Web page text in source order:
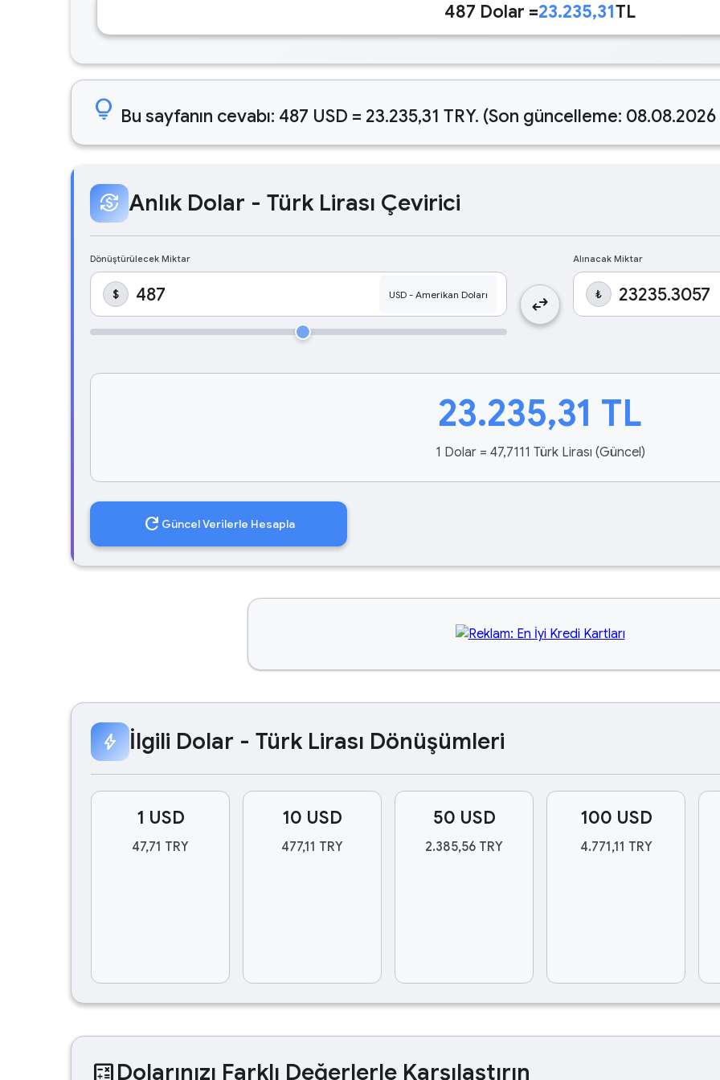
487 Dolar =23.235,31TL
lightbulb Bu sayfanın cevabı: 487 USD = 23.235,31 TRY. (Son güncelleme:
currency_exchange Anlık Dolar - Türk Lirası Çevirici
Dönüştürülecek Miktar
$ swap_horiz
Alınacak Miktar
₺
23.235,31 TL
1 Dolar = 47,7111 Türk Lirası (Güncel)
refresh Güncel Verilerle Hesapla
bolt İlgili Dolar - Türk Lirası Dönüşümleri
1 USD
47,71 TRY
10 USD
477,11 TRY
50 USD
2.385,56 TRY
100 USD
4.771,11 TRY
calculateDolarınızı Farklı Değerlerle Karşılaştırın